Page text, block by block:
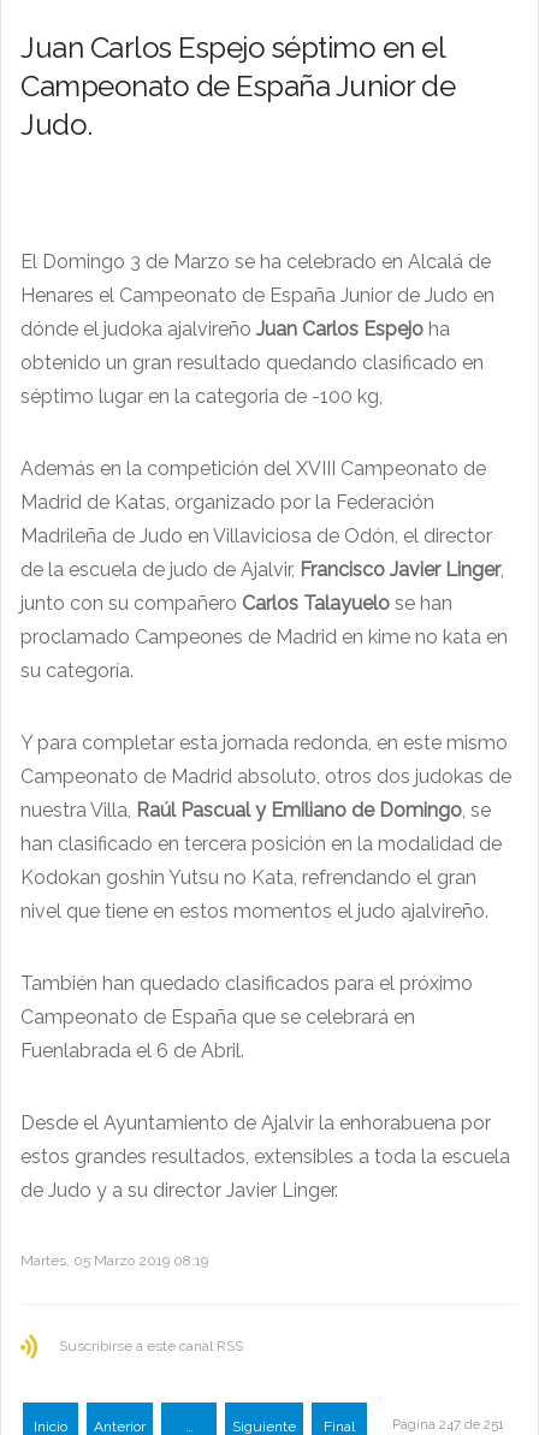
Juan Carlos Espejo séptimo en el
Campeonato de España Junior de
Judo.
El Domingo 3 de Marzo se ha celebrado en Alcalá de
Henares el Campeonato de España Junior de Judo en
dónde el judoka ajalvireño Juan Carlos Espejo ha
obtenido un gran resultado quedando clasificado en
séptimo lugar en la categoria de -100 kg,
Además en la competición del XVIII Campeonato de
Madrid de Katas, organizado por la Federación
Madrileña de Judo en Villaviciosa de Odón, el director
de la escuela de judo de Ajalvir, Francisco Javier Linger,
junto con su compañero Carlos Talayuelo se han
proclamado Campeones de Madrid en kime no kata en
su categoría.
Y para completar esta jornada redonda, en este mismo
Campeonato de Madrid absoluto, otros dos judokas de
nuestra Villa, Raúl Pascual y Emiliano de Domingo, se
han clasificado en tercera posición en la modalidad de
Kodokan goshin Yutsu no Kata, refrendando el gran
nivel que tiene en estos momentos el judo ajalvireño.
También han quedado clasificados para el próximo
Campeonato de España que se celebrará en
Fuenlabrada el 6 de Abril.
Desde el Ayuntamiento de Ajalvir la enhorabuena por
estos grandes resultados, extensibles a toda la escuela
de Judo y a su director Javier Linger.
Martes, 05 Marzo 2019 08:19
Suscribirse a este canal RSS
Inicio Anterior … Siguiente Final Página 247 de 251